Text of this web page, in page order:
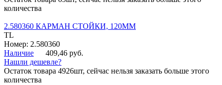
количества
2.580360 КАРМАН СТОЙКИ, 120ММ
TL
Номер: 2.580360
Наличие
409,46 руб.
Нашли дешевле?
Остаток товара 4926шт, сейчас нельзя заказать больше этого
количества